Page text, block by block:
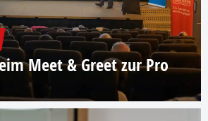
Meet & Greet zur Pro